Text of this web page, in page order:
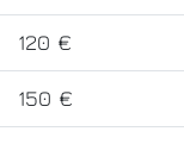
120 €
150 €